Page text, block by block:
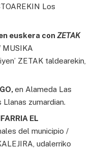
Los
euskera conZETAK
MUSIKA
ZETAK taldearekin,
en Alameda Las
Llanas zumardian.
EL
del municipio /
udalerriko